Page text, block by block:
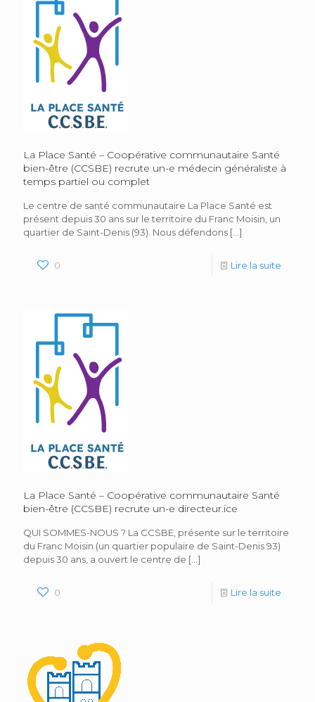
La Place Santé – Coopérative communautaire Santé
bien-être (CCSBE) recrute un-e médecin généraliste à
temps partiel ou complet
Le centre de santé communautaire La Place Santé est
présent depuis 30 ans sur le territoire du Franc Moisin, un
quartier de Saint-Denis (93). Nous défendons […]
0 Lire la suite
La Place Santé – Coopérative communautaire Santé
bien-être (CCSBE) recrute un-e directeur.ice
QUI SOMMES-NOUS ? La CCSBE, présente sur le territoire
du Franc Moisin (un quartier populaire de Saint-Denis 93)
depuis 30 ans, a ouvert le centre de […]
0 Lire la suite